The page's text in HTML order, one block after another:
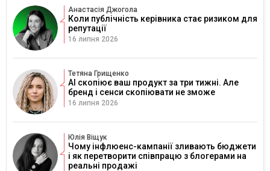
Анастасія Джогола
Коли публічність керівника стає ризиком для
репутації
16 липня 2026
Тетяна Грищенко
AI скопіює ваш продукт за три тижні. Але
бренд і сенси скопіювати не зможе
16 липня 2026
Юлія Віщук
Чому інфлюенс-кампанії зливають бюджети
і як перетворити співпрацю з блогерами на
реальні продажі